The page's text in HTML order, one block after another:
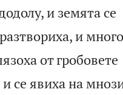
и земята се
и много
от гробовете
се явиха на